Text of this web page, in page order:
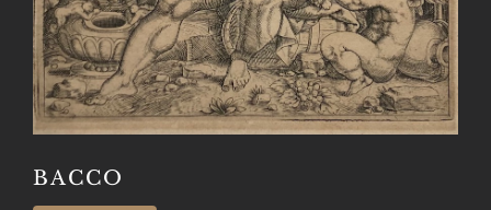
BACCO